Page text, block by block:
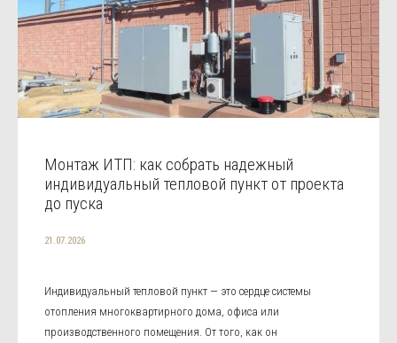
Монтаж ИТП: как собрать надежный
индивидуальный тепловой пункт от проекта
до пуска
21.07.2026
Индивидуальный тепловой пункт — это сердце системы
отопления многоквартирного дома, офиса или
производственного помещения. От того, как он